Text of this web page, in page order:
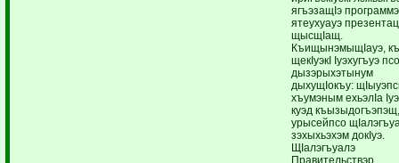
ягъэзащIэ
ятеухуауэ
щысщIащ.
КъищынэмыщIауэ,
щекIуэкI Iуэхугъуэ
дызэрыхэтынум
дыхущIокъу:
хъумэным ехьэлIа
куэд
урысейпсо
зэхыхьэхэм докIуэ.
ЩIалэгъуалэ
Правительствэр